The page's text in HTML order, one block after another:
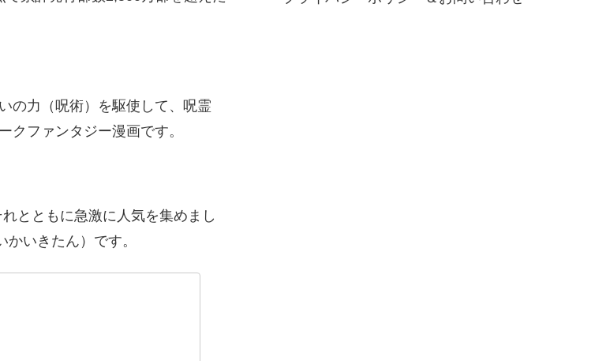
の力（呪術）を駆使して、呪霊
クファンタジー漫画です。
とともに急激に人気を集めまし
いきたん）です。